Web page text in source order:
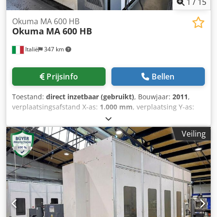
stroom bezichtigd worden.
Italië 347 km
Okuma MA 600 HB
Okuma MA 600 HB
Prijsinfo Bellen
Toestand: direct inzetbaar (gebruikt), Bouwjaar: 2011,
verplaatsingsafstand X-as: 1.000 mm, verplaatsing Y-as:
, verplaatsingsafstand Z-as:
hoogte:3.280 mm, totaalgewicht:24.000 kg, spilsnelheid
(max.):12.000 rpm , gereedschapsgewicht:25.000 g
, aantal
assen:4, Deze 4-assige Okuma MA 600 HB is geproduceerd
in 2011 en heeft een robuust ontwerp van een horizontaal
bewerkingscentrum. Het heeft X-, Y- en Z-asbewegingen
van respectievelijk 1.000 mm, 900 mm en 1.000 mm en een
maximaal spiltoerental van 12.000 tpm. De machine heeft
een kettingmagazijn voor 150 gereedschappen met hoge
capaciteit en snelle gereedschapswisseltijden. Overweeg
Veiling